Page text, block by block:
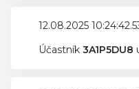
12.08.2025
Účastník 3A1P5DU8